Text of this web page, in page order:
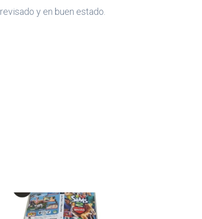
revisado y en buen estado.